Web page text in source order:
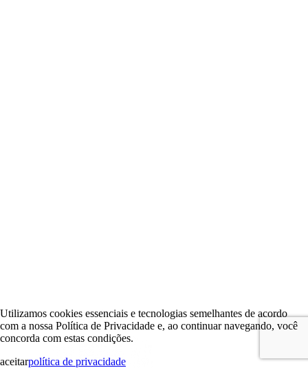
Utilizamos cookies essenciais e tecnologias semelhantes de acordo
com a nossa Política de Privacidade e, ao continuar navegando, você
concorda com estas condições.
aceitarpolítica de privacidade